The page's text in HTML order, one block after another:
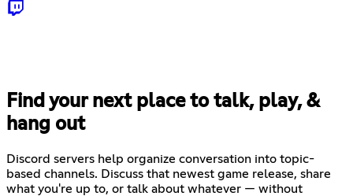
Find your next place to talk, play, &
hang out
Discord servers help organize conversation into topic-
based channels. Discuss that newest game release, share
what you're up to, or talk about whatever — without